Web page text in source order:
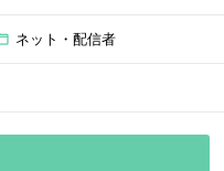
ネット・配信者